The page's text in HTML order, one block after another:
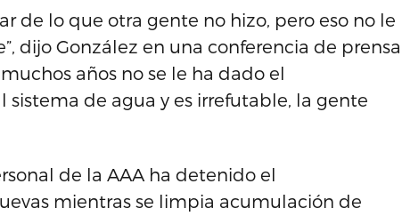
de lo que otra gente no hizo, pero eso no le
dijo González en una conferencia de prensa
años no se le ha dado el
de agua y es irrefutable, la gente
de la AAA ha detenido el
mientras se limpia acumulación de